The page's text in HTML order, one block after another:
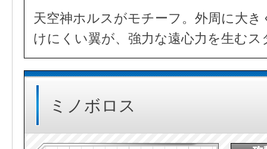
天空神ホルスがモチーフ。外周に大
けにくい翼が、強力な遠心力を生む
ミノボロス